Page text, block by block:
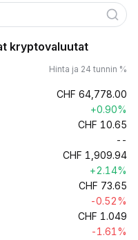
kryptovaluutat
Hinta ja 24 tunnin %
CHF 64,778.00
+0.90%
CHF 10.65
--
CHF 1,909.94
+2.14%
CHF 73.65
-0.52%
CHF 1.049
-1.61%